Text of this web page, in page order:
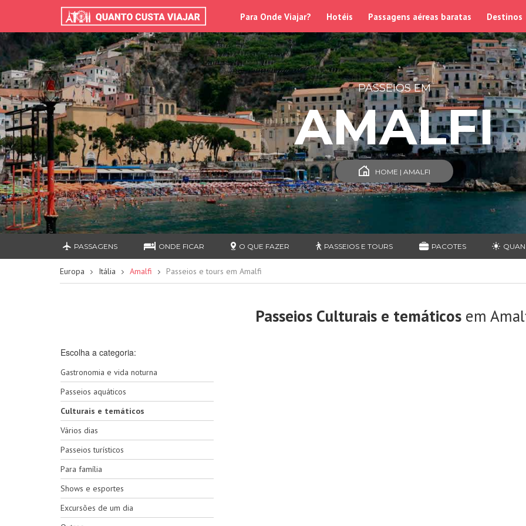
Para Onde Viajar? Hotéis Passagens aéreas baratas Destinos
PASSEIOS EM
AMALFI
HOME | AMALFI
PASSAGENS ONDE FICAR O QUE FAZER PASSEIOS E TOURS PACOTES
Europa Itália Amalfi Passeios e tours em Amalfi
Passeios Culturais e temáticos em
Escolha a categoria:
Gastronomia e vida noturna
Passeios aquáticos
Culturais e temáticos
Vários dias
Passeios turísticos
Para família
Shows e esportes
Excursões de um dia